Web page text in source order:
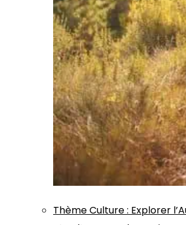
ThèmeCulture: Explorer